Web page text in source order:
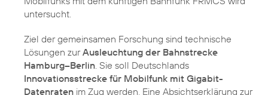
untersucht.
Ziel der gemeinsamen Forschung sind technische
Lösungen zurAusleuchtung der Bahnstrecke
Hamburg–Berlin. Sie soll Deutschlands
Innovationsstrecke für Mobilfunk mit Gigabit-
Datenraten im Zug werden. Eine Absichtserklärung zur